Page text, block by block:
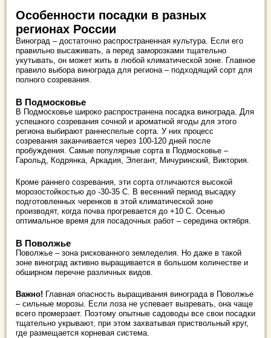
Особенности посадки в разных
регионах России
Виноград – достаточно распространенная культура. Если его
правильно высаживать, а перед заморозками тщательно
укутывать, он может жить в любой климатической зоне. Главное
правило выбора винограда для региона – подходящий сорт для
полного созревания.
В Подмосковье
В Подмосковье широко распространена посадка винограда. Для
успешного созревания сочной и ароматной ягоды для этого
региона выбирают раннеспелые сорта. У них процесс
созревания заканчивается через 100-120 дней после
пробуждения. Самые популярные сорта в Подмосковье –
Гарольд, Кодрянка, Аркадия, Элегант, Мичуринский, Виктория.
Кроме раннего созревания, эти сорта отличаются высокой
морозостойкостью до -30-35 С. В весенний период высадку
подготовленных черенков в этой климатической зоне
производят, когда почва прогревается до +10 С. Осенью
оптимальное время для посадочных работ – середина октября.
В Поволжье
Поволжье – зона рискованного земледелия. Но даже в такой
зоне виноград активно выращивается в большом количестве и
обширном перечне различных видов.
Важно! Главная опасность выращивания винограда в Поволжье
– сильные морозы. Если лоза не успевает вызревать, она чаще
всего промерзает. Поэтому опытные садоводы все свои посадки
тщательно укрывают, при этом захватывая приствольный круг,
где размещается корневая система.